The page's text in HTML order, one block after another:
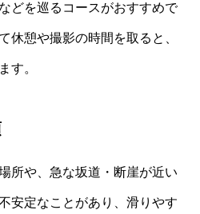
どを巡るコースがおすすめで
休憩や撮影の時間を取ると、
す。
所や、急な坂道・断崖が近い
安定なことがあり、滑りやす